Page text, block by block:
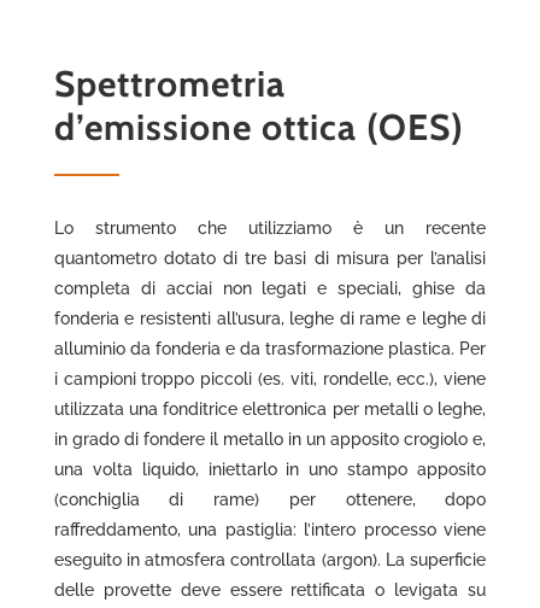
Spettrometria
d’emissione ottica (OES)
Lo strumento che utilizziamo è un recente
quantometro dotato di tre basi di misura per l’analisi
completa di acciai non legati e speciali, ghise da
fonderia e resistenti all’usura, leghe di rame e leghe di
alluminio da fonderia e da trasformazione plastica. Per
i campioni troppo piccoli (es. viti, rondelle, ecc.), viene
utilizzata una fonditrice elettronica per metalli o leghe,
in grado di fondere il metallo in un apposito crogiolo e,
una volta liquido, iniettarlo in uno stampo apposito
(conchiglia di rame) per ottenere, dopo
raffreddamento, una pastiglia: l’intero processo viene
eseguito in atmosfera controllata (argon). La superficie
delle provette deve essere rettificata o levigata su